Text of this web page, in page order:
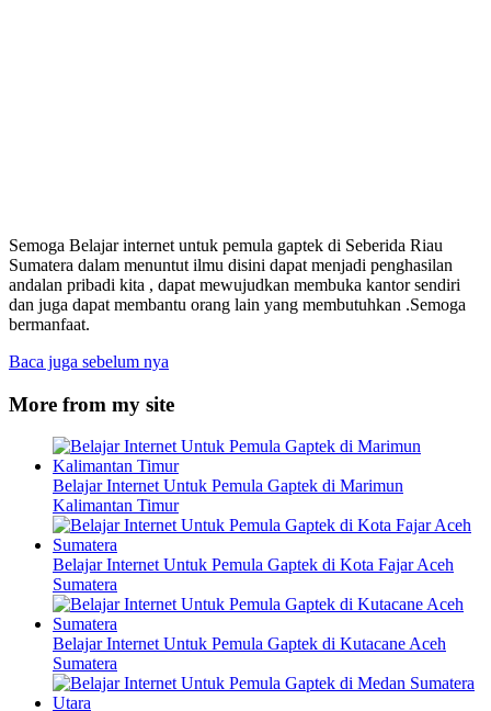
Semoga Belajar internet untuk pemula gaptek di Seberida Riau
Sumatera dalam menuntut ilmu disini dapat menjadi penghasilan
andalan pribadi kita , dapat mewujudkan membuka kantor sendiri
dan juga dapat membantu orang lain yang membutuhkan .Semoga
bermanfaat.
Baca juga sebelum nya
More from my site
Belajar Internet Untuk Pemula Gaptek di Marimun
Kalimantan Timur
Belajar Internet Untuk Pemula Gaptek di Kota Fajar Aceh
Sumatera
Belajar Internet Untuk Pemula Gaptek di Kutacane Aceh
Sumatera